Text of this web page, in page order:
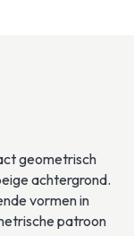
geometrisch
achtergrond.
vormen in
patroon